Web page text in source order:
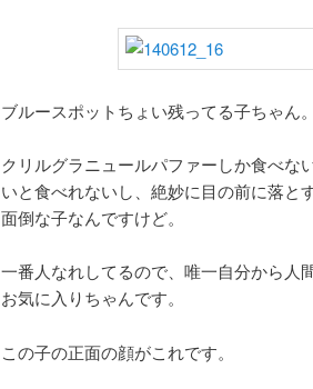
ブルースポットちょい残ってる子ちゃん。
クリルグラニュールパファーしか食べな
いと食べれないし、絶妙に目の前に落と
面倒な子なんですけど。
一番人なれしてるので、唯一自分から人
お気に入りちゃんです。
この子の正面の顔がこれです。